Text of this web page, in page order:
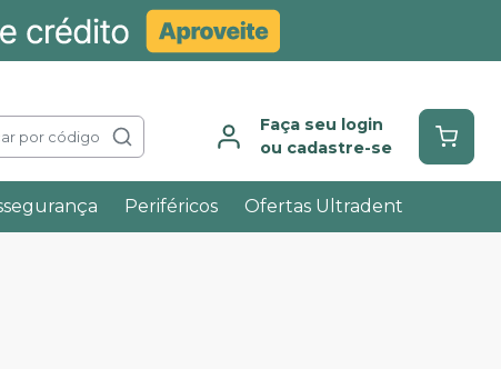
por código
Faça seu login
ou cadastre-se
Periféricos Ofertas Ultradent